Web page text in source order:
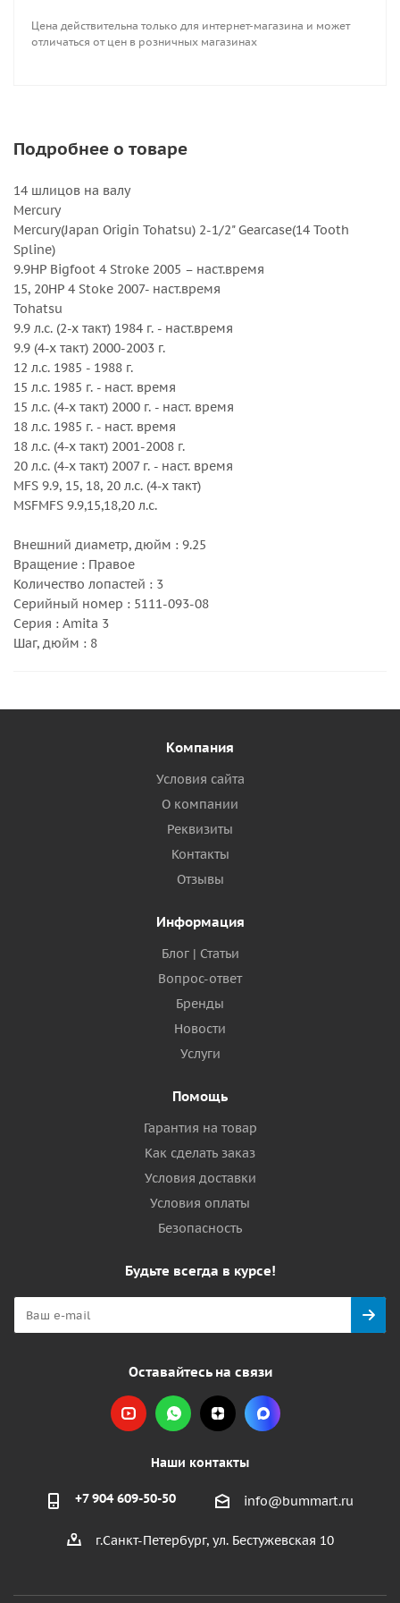
Внешний диаметр, дюйм : 9.25
Цена действительна только для интернет-магазина и может
отличаться от цен в розничных магазинах
Подробнее о товаре
14 шлицов на валу
Mercury
Mercury(Japan Origin Tohatsu) 2-1/2" Gearcase(14 Tooth
Spline)
9.9HP Bigfoot 4 Stroke 2005 – наст.время
15, 20HP 4 Stoke 2007- наст.время
Tohatsu
9.9 л.с. (2-х такт) 1984 г. - наст.время
9.9 (4-х такт) 2000-2003 г.
12 л.с. 1985 - 1988 г.
15 л.с. 1985 г. - наст. время
15 л.с. (4-х такт) 2000 г. - наст. время
18 л.с. 1985 г. - наст. время
18 л.с. (4-х такт) 2001-2008 г.
20 л.с. (4-х такт) 2007 г. - наст. время
MFS 9.9, 15, 18, 20 л.с. (4-х такт)
MSFMFS 9.9,15,18,20 л.с.
Внешний диаметр, дюйм : 9.25
Вращение : Правое
Количество лопастей : 3
Серийный номер : 5111-093-08
Серия : Amita 3
Шаг, дюйм : 8
Компания
Условия сайта
О компании
Реквизиты
Контакты
Отзывы
Информация
Блог | Статьи
Вопрос-ответ
Бренды
Новости
Услуги
Помощь
Гарантия на товар
Как сделать заказ
Условия доставки
Условия оплаты
Безопасность
Будьте всегда в курсе!
Оставайтесь на связи
Наши контакты
+7 904 609-50-50 info@bummart.ru
г.Санкт-Петербург, ул. Бестужевская 10